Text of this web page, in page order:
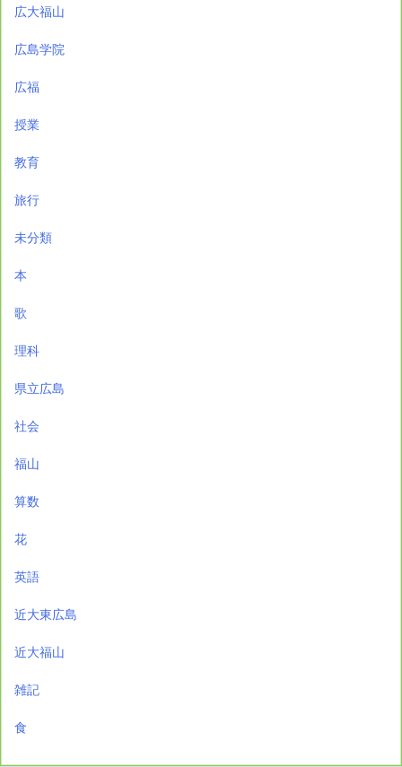
広大福山
広島学院
広福
授業
教育
旅行
未分類
本
歌
理科
県立広島
社会
福山
算数
花
英語
近大東広島
近大福山
雑記
食